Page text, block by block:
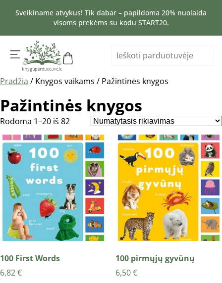
Sveikiname atvykus! Tik dabar – papildoma 20% nuolaida
visoms prekėms su kodu START20.
Pradžia / Knygos vaikams / Pažintinės knygos
Pažintinės knygos
Rodoma 1–20 iš 82
100 First Words
6,82€
100 pirmųjų gyvūnų
6,50€